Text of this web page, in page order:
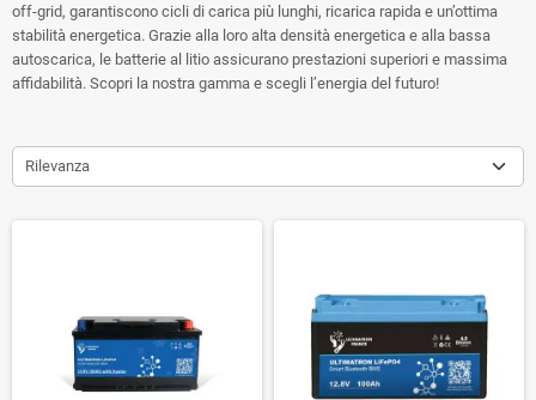
off-grid, garantiscono cicli di carica più lunghi, ricarica rapida e un’ottima
stabilità energetica. Grazie alla loro alta densità energetica e alla bassa
autoscarica, le batterie al litio assicurano prestazioni superiori e massima
affidabilità. Scopri la nostra gamma e scegli l’energia del futuro!
Rilevanza